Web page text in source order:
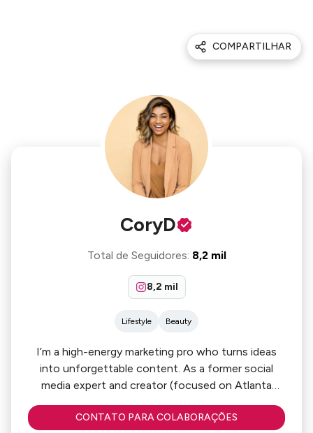
COMPARTILHAR
CoryD
Total de Seguidores: 8,2 mil
8,2 mil
Lifestyle Beauty
I’m a high-energy marketing pro who turns ideas
into unforgettable content. As a former social
media expert and creator (focused on Atlanta
lifestyle + beauty), I know how to grab attention
and keep audiences hooked.
CONTATO PARA COLABORAÇÕES